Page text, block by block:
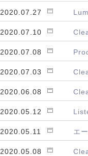
2020.07.27
2020.07.10
2020.07.08
2020.07.03
2020.06.08
2020.05.12
2020.05.11 エ
2020.05.08